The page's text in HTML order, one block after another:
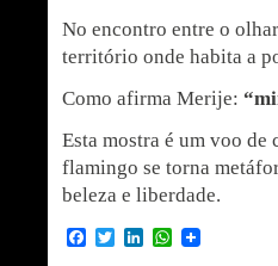
No encontro entre o
território onde habita a
Como afirma Merije:
Esta mostra é um voo de
flamingo se torna
beleza e liberdade.
Facebook
TwitterLinkedInWhatsApp